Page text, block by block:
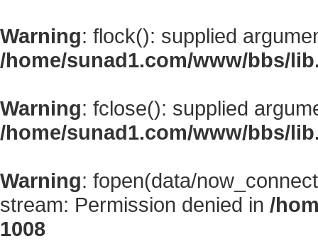
Warning: flock(): supplied
/home/sunad1.com/www/bbs/
Warning: fclose(): supplied
/home/sunad1.com/www/bbs/
Warning: fopen(data/
stream: Permission denied in /
1008